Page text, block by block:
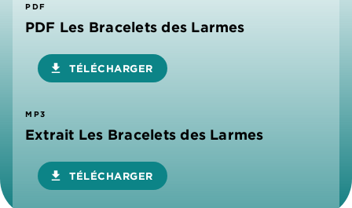
PDF
PDF Les Bracelets des Larmes
download TÉLÉCHARGER
MP3
Extrait Les Bracelets des Larmes
download TÉLÉCHARGER